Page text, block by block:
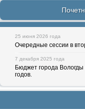
25 июня 2026 года
Очередные сессии в
7 декабря 2025 года
Бюджет города
годов.